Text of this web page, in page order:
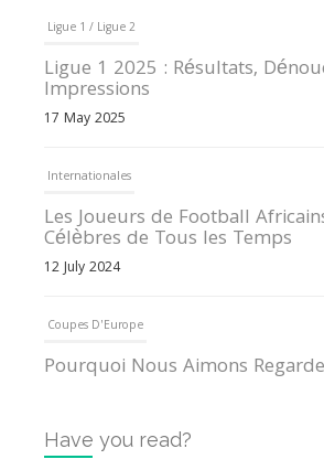
Ligue 1 / Ligue 2
Ligue 1 2025 : Résultats,
Impressions
17 May 2025
Internationales
Les Joueurs de Football
Célèbres de Tous les Temps
12 July 2024
Coupes D'Europe
Pourquoi Nous Aimons
Internationales
Have you read?